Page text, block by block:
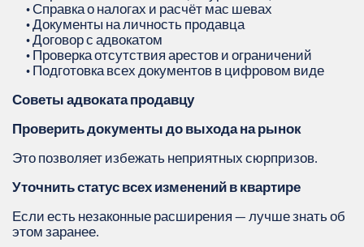
• Справка о налогах и расчёт мас шевах
• Документы на личность продавца
• Договор с адвокатом
• Проверка отсутствия арестов и ограничений
• Подготовка всех документов в цифровом виде
Советы адвоката продавцу
Проверить документы до выхода на рынок
Это позволяет избежать неприятных сюрпризов.
Уточнить статус всех изменений в квартире
Если есть незаконные расширения — лучше знать об
этом заранее.